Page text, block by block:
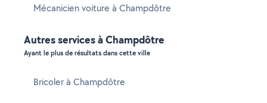
Mécanicien voiture à Champdôtre
Autres services à Champdôtre
Ayant le plus de résultats dans cette ville
Bricoler à Champdôtre